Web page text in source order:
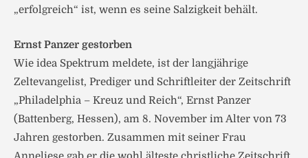
„erfolgreich“ ist, wenn es seine Salzigkeit behält.
Ernst Panzer gestorben
Wie idea Spektrum meldete, ist der langjährige
Zeltevangelist, Prediger und Schriftleiter der Zeitschrift
„Philadelphia – Kreuz und Reich“, Ernst Panzer
(Battenberg, Hessen), am 8. November im Alter von 73
Jahren gestorben. Zusammen mit seiner Frau